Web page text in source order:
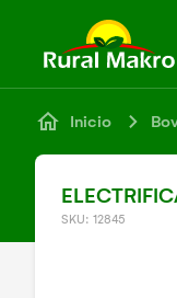
Inicio
SKU: 12845